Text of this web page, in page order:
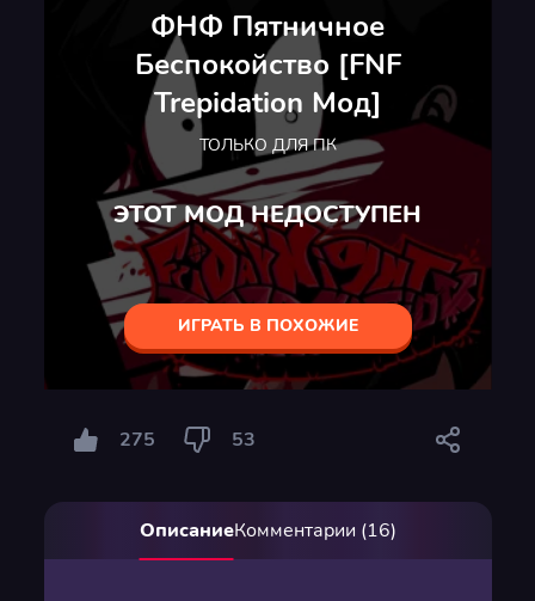
ФНФ Пятничное
Беспокойство [FNF
Trepidation Мод]
ТОЛЬКО ДЛЯ ПК
ЭТОТ МОД НЕДОСТУПЕН
ИГРАТЬ В ПОХОЖИЕ
275 53
ОписаниеКомментарии (16)